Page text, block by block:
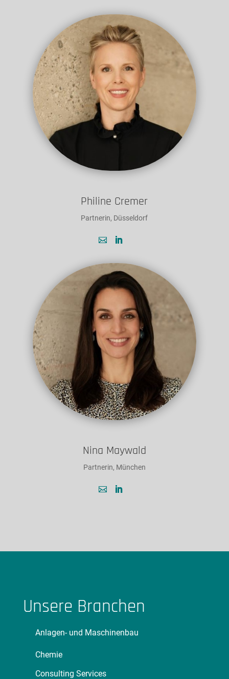
Philine Cremer
Partnerin, Düsseldorf
Nina Maywald
Partnerin, München
Unsere Branchen
Anlagen- und Maschinenbau
Chemie
Consulting Services